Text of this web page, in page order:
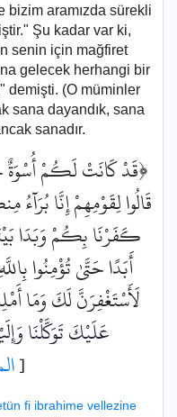
bizim aramızda sürekli
Şu kadar var ki,
senin için mağfiret
gelecek herhangi bir
demişti. (O müminler
sana dayandık, sana
sanadır.
﴿قَدْ كَانَتْ لَكُمْ أُسْوَةٌ
قَالُوا لِقَوْمِهِمْ إِنَّا
كَفَرْنَا بِكُمْ وَبَدَا
أَبَدًا حَتَّىٰ تُؤْمِنُوا
لَأَسْتَغْفِرَنَّ لَكَ وَمَا
عَلَيْكَ تَوَكَّلْنَا
[
fi ibrahime vellezine